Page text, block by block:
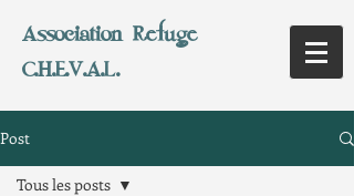
Association Refuge
C.H.E.V.A.L.
Post
Tous les posts